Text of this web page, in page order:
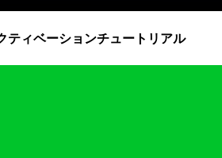
ティベーションチュートリアル